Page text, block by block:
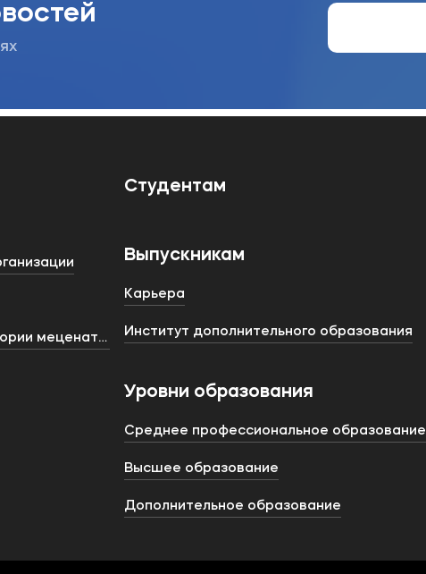
меценатства
Студентам
Выпускникам
Карьера
Институт дополнительного образования
Уровни образования
Среднее профессиональное образование
Высшее образование
Дополнительное образование